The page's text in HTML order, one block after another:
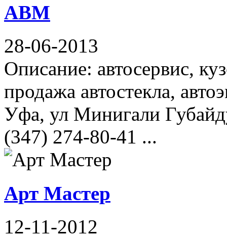
АВМ
28-06-2013
Описание: автосервис,
продажа автостекла,
Уфа, ул Минигали
(347) 274-80-41 ...
Арт Мастер
12-11-2012